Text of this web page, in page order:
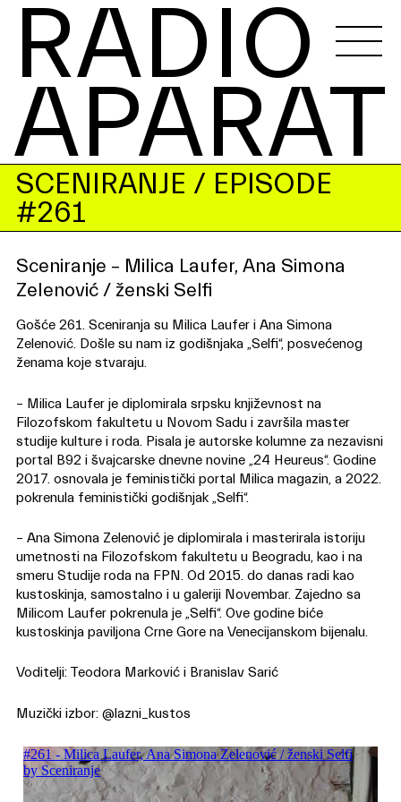
RADIO
APARAT
SCENIRANJE / EPISODE
#261
Sceniranje – Milica Laufer, Ana Simona
Zelenović / ženski Selfi
Gošće 261. Sceniranja su Milica Laufer i Ana Simona
Zelenović. Došle su nam iz godišnjaka „Selfi“, posvećenog
ženama koje stvaraju.
– Milica Laufer je diplomirala srpsku književnost na
Filozofskom fakultetu u Novom Sadu i završila master
studije kulture i roda. Pisala je autorske kolumne za nezavisni
portal B92 i švajcarske dnevne novine „24 Heureus“. Godine
2017. osnovala je feministički portal Milica magazin, a 2022.
pokrenula feministički godišnjak „Selfi“.
– Ana Simona Zelenović je diplomirala i masterirala istoriju
umetnosti na Filozofskom fakultetu u Beogradu, kao i na
smeru Studije roda na FPN. Od 2015. do danas radi kao
kustoskinja, samostalno i u galeriji Novembar. Zajedno sa
Milicom Laufer pokrenula je „Selfi“. Ove godine biće
kustoskinja paviljona Crne Gore na Venecijanskom bijenalu.
Voditelji: Teodora Marković i Branislav Sarić
Muzički izbor: @ lazni_kustos